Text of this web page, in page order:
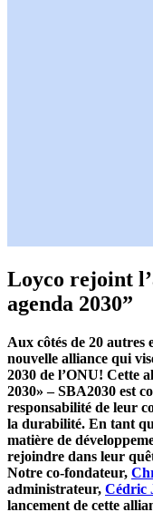
Loyco rejoint
agenda 2030”
Aux côtés de 20 autres
nouvelle alliance qui
2030 de l’ONU! Cette
2030» – SBA2030 est
responsabilité de leur
la durabilité. En tant
matière de
rejoindre dans leur
Notre co-fondateur,
administrateur, Cédric
lancement de cette